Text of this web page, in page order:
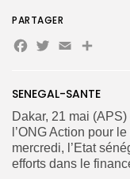
Search
for:
FR
SENEGAL-SANTE
Dakar, 21 mai
l’ONG Action pour
mercredi, l’Etat
efforts dans le
PARTAGER
Facebook
Twitter
Email